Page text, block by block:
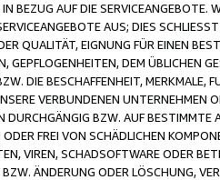
BEZUG AUF DIE
AUS; DIES
QUALITÄT, EIGNUNG FÜR EINEN
GEPFLOGENHEITEN, DEM ÜBLICHEN
DIE BESCHAFFENHEIT,
VERBUNDENEN UNTERNEHMEN
DURCHGÄNGIG BZW. AUF
ODER FREI VON SCHÄDLICHEN
VIREN, SCHADSOFTWARE ODER
ÄNDERUNG ODER LÖSCHUNG,